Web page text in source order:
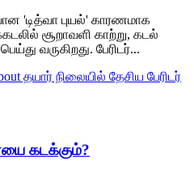
'டித்வா புயல்' காரணமாக
சூறாவளி காற்று, கடல்
வருகிறது. பேரிடர்...
தயார் நிலையில் தேசிய பேரிடர்
கடக்கும்?